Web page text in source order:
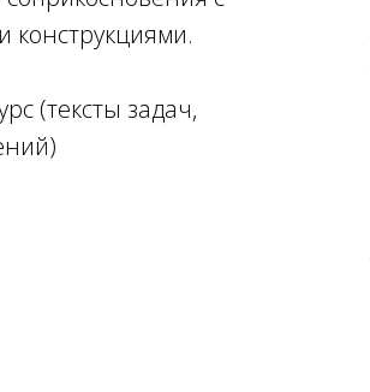
конструкциями.
(тексты задач,